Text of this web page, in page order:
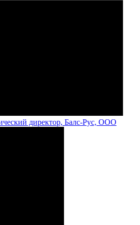
директор, Балс-Рус, ООО